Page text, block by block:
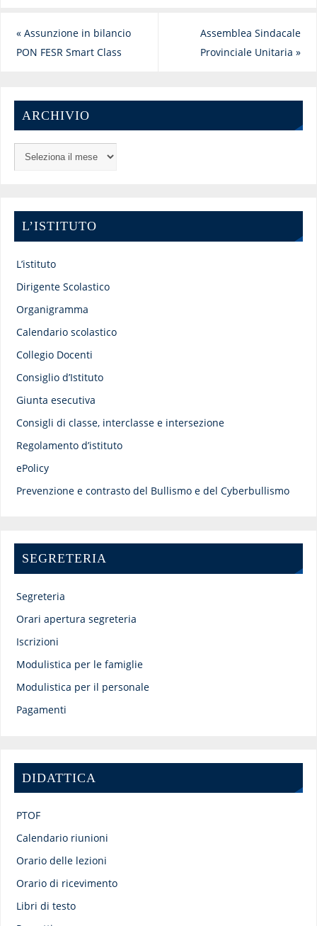
«Assunzione in bilancio
PON FESR Smart Class
Assemblea Sindacale
Provinciale Unitaria»
ARCHIVIO
L’ISTITUTO
L’istituto
Dirigente Scolastico
Organigramma
Calendario scolastico
Collegio Docenti
Consiglio d’Istituto
Giunta esecutiva
Consigli di classe, interclasse e intersezione
Regolamento d’istituto
ePolicy
Prevenzione e contrasto del Bullismo e del Cyberbullismo
SEGRETERIA
Segreteria
Orari apertura segreteria
Iscrizioni
Modulistica per le famiglie
Modulistica per il personale
Pagamenti
DIDATTICA
PTOF
Calendario riunioni
Orario delle lezioni
Orario di ricevimento
Libri di testo